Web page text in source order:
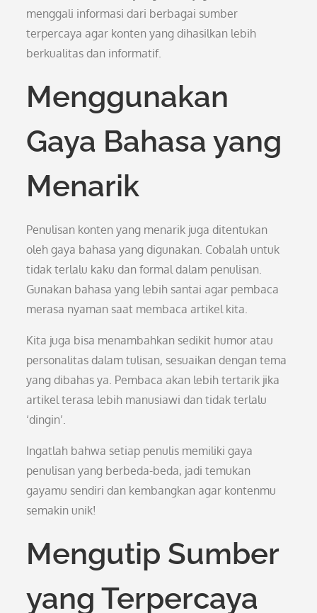
menggali informasi dari berbagai sumber
terpercaya agar konten yang dihasilkan lebih
berkualitas dan informatif.
Menggunakan
Gaya Bahasa yang
Menarik
Penulisan konten yang menarik juga ditentukan
oleh gaya bahasa yang digunakan. Cobalah untuk
tidak terlalu kaku dan formal dalam penulisan.
Gunakan bahasa yang lebih santai agar pembaca
merasa nyaman saat membaca artikel kita.
Kita juga bisa menambahkan sedikit humor atau
personalitas dalam tulisan, sesuaikan dengan tema
yang dibahas ya. Pembaca akan lebih tertarik jika
artikel terasa lebih manusiawi dan tidak terlalu
‘dingin’.
Ingatlah bahwa setiap penulis memiliki gaya
penulisan yang berbeda-beda, jadi temukan
gayamu sendiri dan kembangkan agar kontenmu
semakin unik!
Mengutip Sumber
yang Terpercaya